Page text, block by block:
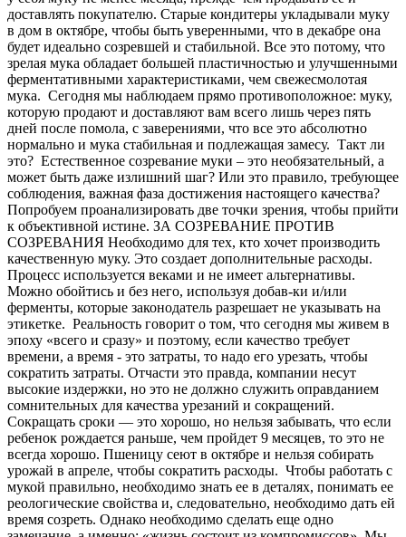
доставлять покупателю. Старые кондитеры укладывали муку
в дом в октябре, чтобы быть уверенными, что в декабре она
будет идеально созревшей и стабильной. Все это потому, что
зрелая мука обладает большей пластичностью и улучшенными
ферментативными характеристиками, чем свежесмолотая
мука. Сегодня мы наблюдаем прямо противоположное: муку,
которую продают и доставляют вам всего лишь через пять
дней после помола, с заверениями, что все это абсолютно
нормально и мука стабильная и подлежащая замесу. Такт ли
это? Естественное созревание муки – это необязательный, а
может быть даже излишний шаг? Или это правило, требующее
соблюдения, важная фаза достижения настоящего качества?
Попробуем проанализировать две точки зрения, чтобы прийти
к объективной истине. ЗА СОЗРЕВАНИЕ ПРОТИВ
СОЗРЕВАНИЯ Необходимо для тех, кто хочет производить
качественную муку. Это создает дополнительные расходы.
Процесс используется веками и не имеет альтернативы.
Можно обойтись и без него, используя добав-ки и/или
ферменты, которые законодатель разрешает не указывать на
этикетке. Реальность говорит о том, что сегодня мы живем в
эпоху «всего и сразу» и поэтому, если качество требует
времени, а время - это затраты, то надо его урезать, чтобы
сократить затраты. Отчасти это правда, компании несут
высокие издержки, но это не должно служить оправданием
сомнительных для качества урезаний и сокращений.
Сокращать сроки — это хорошо, но нельзя забывать, что если
ребенок рождается раньше, чем пройдет 9 месяцев, то это не
всегда хорошо. Пшеницу сеют в октябре и нельзя собирать
урожай в апреле, чтобы сократить расходы. Чтобы работать с
мукой правильно, необходимо знать ее в деталях, понимать ее
реологические свойства и, следовательно, необходимо дать ей
время созреть. Однако необходимо сделать еще одно